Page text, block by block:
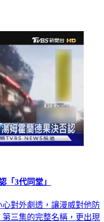
「3代同堂」
對外劇透，讓漫威對他防
三集的完整名稱，更出現